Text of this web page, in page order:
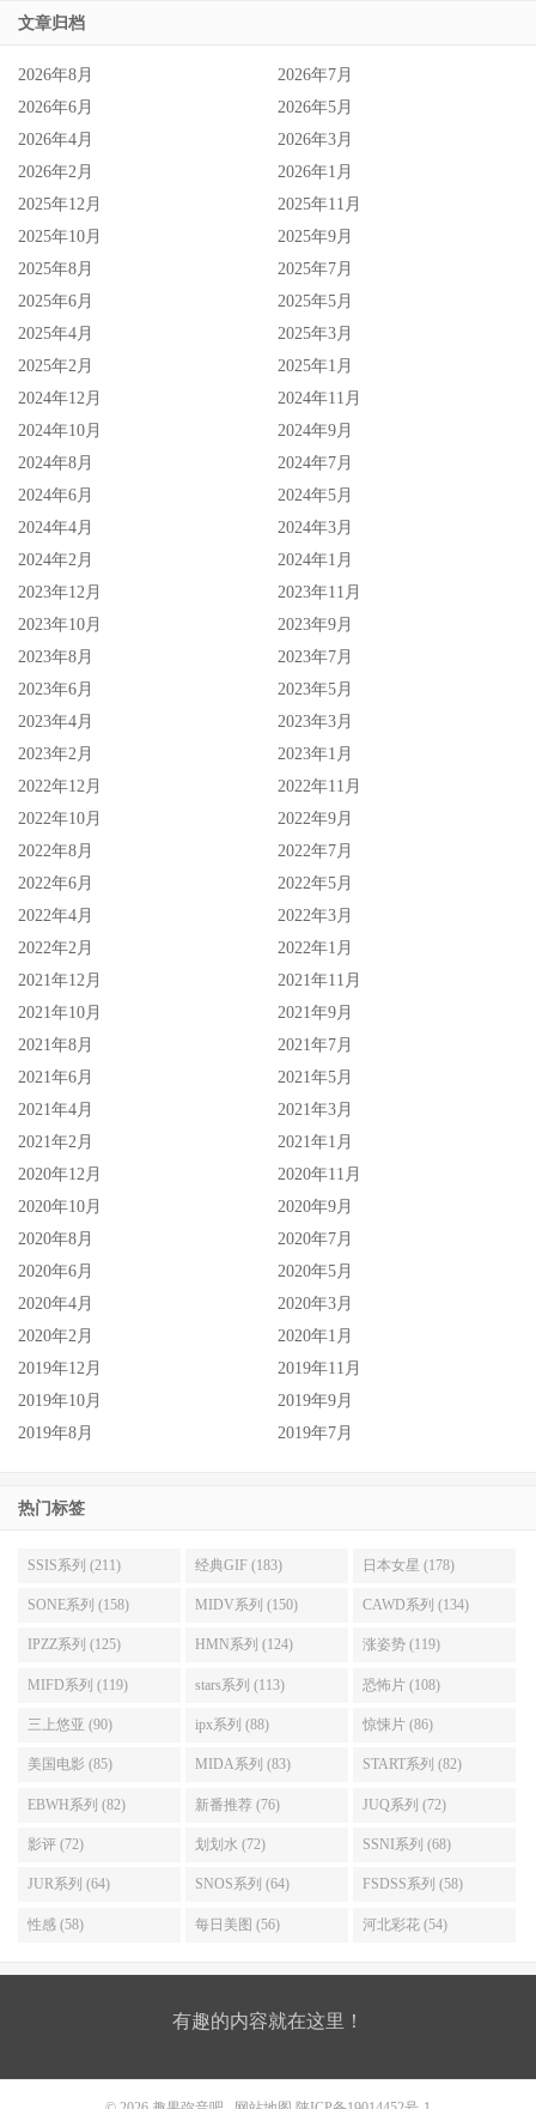
当然就是去了NAX比待在AllPro机会更多，一来是原本谈好
的专属合约不变，她仍然是OPPAI与本中两家片商的专属女
艺人；二来NAX更有机会让她往海外跑，还记得之前我曾
应该是有把藤森里穂算进去的〜
恭喜藤森里穂，也期待很快能合作，真的是好久不见了。
【藤森 里穗】作品下载链接
文章归档
2026年8月
2026年7月
2026年6月
2026年5月
2026年4月
2026年3月
2026年2月
2026年1月
2025年12月
2025年11月
2025年10月
2025年9月
2025年8月
2025年7月
2025年6月
2025年5月
2025年4月
2025年3月
2025年2月
2025年1月
2024年12月
2024年11月
2024年10月
2024年9月
2024年8月
2024年7月
2024年6月
2024年5月
2024年4月
2024年3月
2024年2月
2024年1月
2023年12月
2023年11月
2023年10月
2023年9月
2023年8月
2023年7月
2023年6月
2023年5月
2023年4月
2023年3月
2023年2月
2023年1月
2022年12月
2022年11月
2022年10月
2022年9月
2022年8月
2022年7月
2022年6月
2022年5月
2022年4月
2022年3月
2022年2月
2022年1月
2021年12月
2021年11月
2021年10月
2021年9月
2021年8月
2021年7月
2021年6月
2021年5月
2021年4月
2021年3月
2021年2月
2021年1月
2020年12月
2020年11月
2020年10月
2020年9月
2020年8月
2020年7月
2020年6月
2020年5月
2020年4月
2020年3月
2020年2月
2020年1月
2019年12月
2019年11月
2019年10月
2019年9月
2019年8月
2019年7月
热门标签
SSIS系列 (211) 经典GIF (183) 日本女星 (178)
SONE系列 (158) MIDV系列 (150) CAWD系列 (134)
IPZZ系列 (125) HMN系列 (124) 涨姿势 (119)
MIFD系列 (119) stars系列 (113) 恐怖片 (108)
三上悠亚 (90) ipx系列 (88) 惊悚片 (86)
美国电影 (85) MIDA系列 (83) START系列 (82)
EBWH系列 (82) 新番推荐 (76) JUQ系列 (72)
影评 (72) 划划水 (72) SSNI系列 (68)
JUR系列 (64) SNOS系列 (64) FSDSS系列 (58)
性感 (58) 每日美图 (56) 河北彩花 (54)
有趣的内容就在这里！